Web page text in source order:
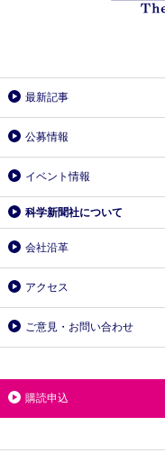
最新記事
公募情報
イベント情報
科学新聞社について
会社沿革
アクセス
ご意見・お問い合わせ
購読申込